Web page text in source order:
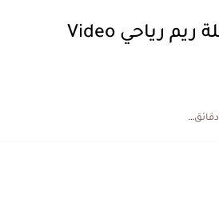
وفاة تفجع ممثلة ريم رياحي Video